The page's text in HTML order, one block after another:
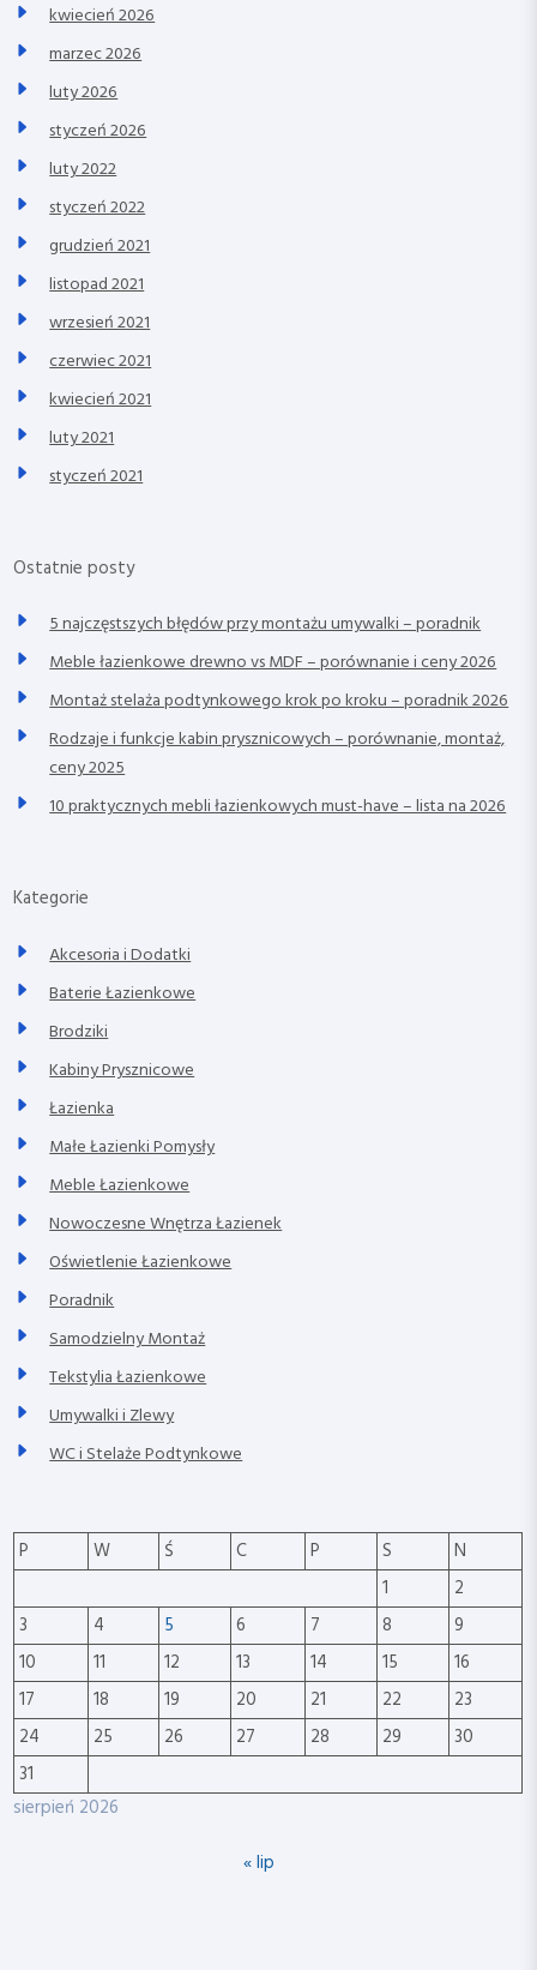
kwiecień 2026
marzec 2026
luty 2026
styczeń 2026
luty 2022
styczeń 2022
grudzień 2021
listopad 2021
wrzesień 2021
czerwiec 2021
kwiecień 2021
luty 2021
styczeń 2021
Ostatnie posty
5 najczęstszych błędów przy montażu umywalki – poradnik
Meble łazienkowe drewno vs MDF – porównanie i ceny 2026
Montaż stelaża podtynkowego krok po kroku – poradnik 2026
Rodzaje i funkcje kabin prysznicowych – porównanie, montaż,
ceny 2025
10 praktycznych mebli łazienkowych must-have – lista na 2026
Kategorie
Akcesoria i Dodatki
Baterie Łazienkowe
Brodziki
Kabiny Prysznicowe
Łazienka
Małe Łazienki Pomysły
Meble Łazienkowe
Nowoczesne Wnętrza Łazienek
Oświetlenie Łazienkowe
Poradnik
Samodzielny Montaż
Tekstylia Łazienkowe
Umywalki i Zlewy
WC i Stelaże Podtynkowe
sierpień 2026
P W Ś C P S
N
1
2
3
4 5 6 7 8
9
10
11 12 13 14 15
16
17
18 19 20 21 22
23
24
25 26 27 28 29
30
31
« lip